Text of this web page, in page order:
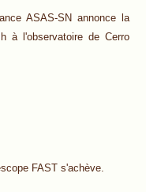
ASAS-SN annonce la
à l'observatoire de Cerro
FAST s'achève.